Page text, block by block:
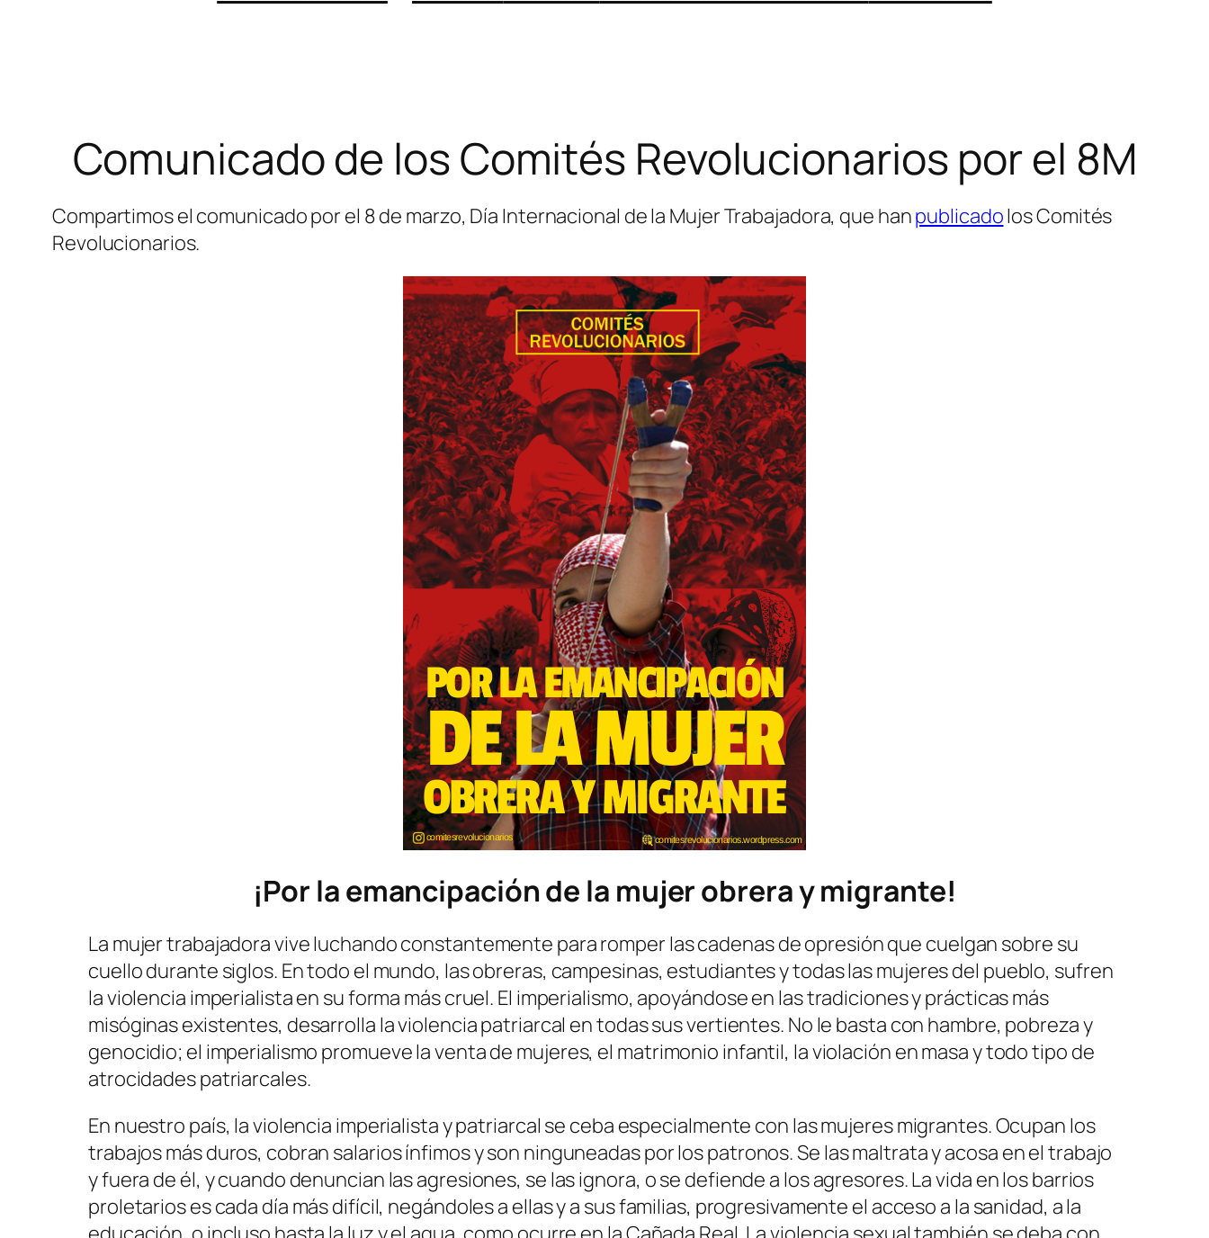
Comunicado de los Comités Revolucionarios por el 8M
Compartimos el comunicado por el 8 de marzo, Día Internacional de la Mujer Trabajadora, que hanpublicadolos Comités
Revolucionarios.
¡Por la emancipación de la mujer obrera y migrante!
La mujer trabajadora vive luchando constantemente para romper las cadenas de opresión que cuelgan sobre su
cuello durante siglos. En todo el mundo, las obreras, campesinas, estudiantes y todas las mujeres del pueblo, sufren
la violencia imperialista en su forma más cruel. El imperialismo, apoyándose en las tradiciones y prácticas más
misóginas existentes, desarrolla la violencia patriarcal en todas sus vertientes. No le basta con hambre, pobreza y
genocidio; el imperialismo promueve la venta de mujeres, el matrimonio infantil, la violación en masa y todo tipo de
atrocidades patriarcales.
En nuestro país, la violencia imperialista y patriarcal se ceba especialmente con las mujeres migrantes. Ocupan los
trabajos más duros, cobran salarios ínfimos y son ninguneadas por los patronos. Se las maltrata y acosa en el trabajo
y fuera de él, y cuando denuncian las agresiones, se las ignora, o se defiende a los agresores. La vida en los barrios
proletarios es cada día más difícil, negándoles a ellas y a sus familias, progresivamente el acceso a la sanidad, a la